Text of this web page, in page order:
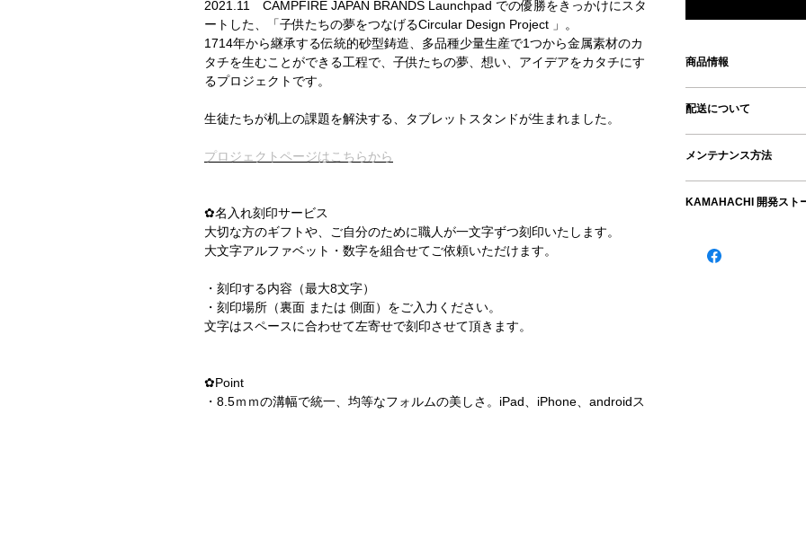
2021.11 CAMPFIRE JAPAN BRANDS Launchpad での優勝をきっかけにスタ
ートした、「子供たちの夢をつなげるCircular Design Project 」。
1714年から継承する伝統的砂型鋳造、多品種少量生産で1つから金属素材のカ
タチを生むことができる工程で、子供たちの夢、想い、アイデアをカタチにす
るプロジェクトです。
生徒たちが机上の課題を解決する、タブレットスタンドが生まれました。
プロジェクトページはこちらから
✿名入れ刻印サービス
大切な方のギフトや、ご自分のために職人が一文字ずつ刻印いたします。
大文字アルファベット・数字を組合せてご依頼いただけます。
・刻印する内容（最大8文字）
・刻印場所（裏面 または 側面）をご入力ください。
文字はスペースに合わせて左寄せで刻印させて頂きます。
✿Point
・8.5ｍｍの溝幅で統一、均等なフォルムの美しさ。iPad、iPhone、androidス
商品情報
・SIZE：φ65×H34 ㎜
・WEIGHT：250g
・溝幅：8.5ｍｍ
配送について
配送料：配送重量～
870円／3.0㎏～
ご注文を頂いてから
メンテナンス方法
ンジや使用済み歯ブ
KAMAHACHI 開発スト